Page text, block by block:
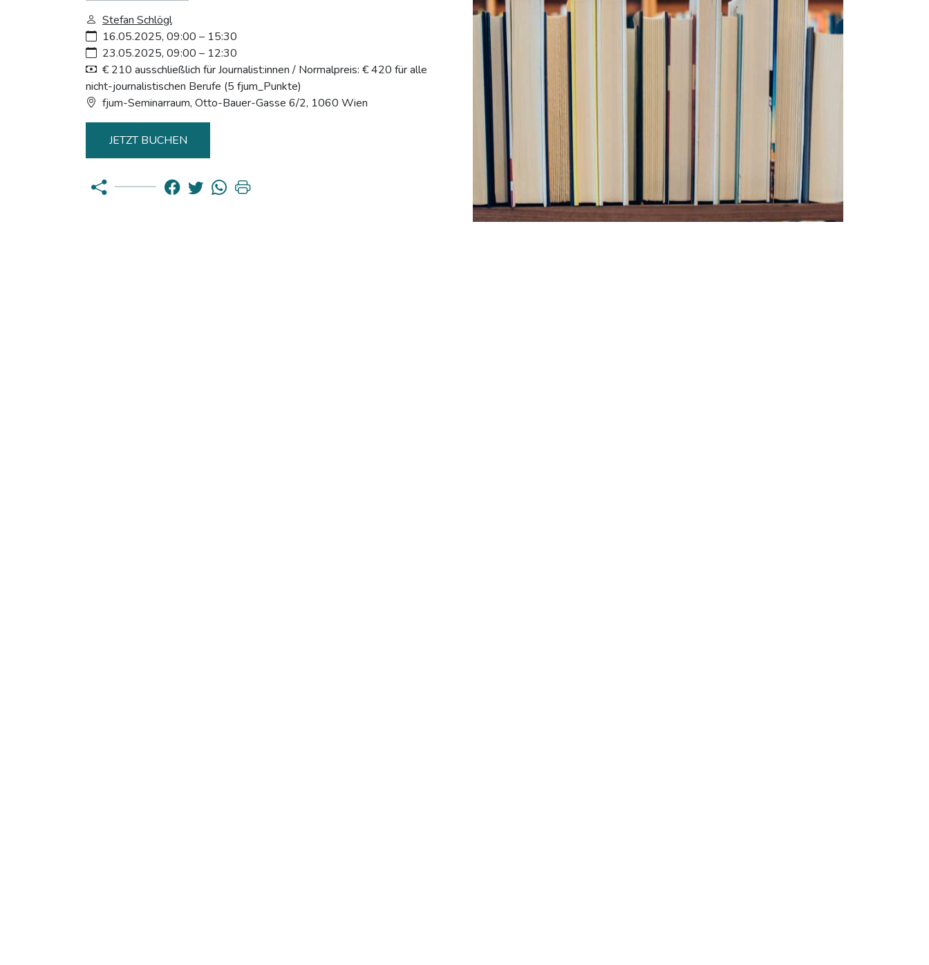
Stefan Schlögl
16.05.2025, 09:00 – 15:30
23.05.2025, 09:00 – 12:30
€ 210 ausschließlich für Journalist:innen / Normalpreis: € 420 für alle
nicht-journalistischen Berufe (5 fjum_Punkte)
fjum-Seminarraum, Otto-Bauer-Gasse 6/2, 1060 Wien
JETZT BUCHEN